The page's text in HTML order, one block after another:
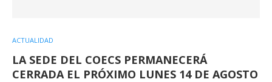
ACTUALIDAD
LA SEDE DEL COECS PERMANECERÁ
CERRADA EL PRÓXIMO LUNES 14 DE AGOSTO